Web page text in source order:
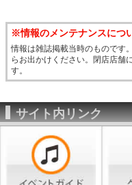
※情報のメンテナンスにつ
情報は雑誌掲載当時のものです
らお出かけください。閉店店舗
す。
サイト内リンク